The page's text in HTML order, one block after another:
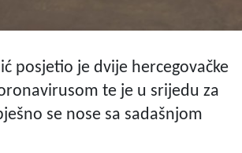
posjetio je dvije hercegovačke
te je u srijedu za
se nose sa sadašnjom